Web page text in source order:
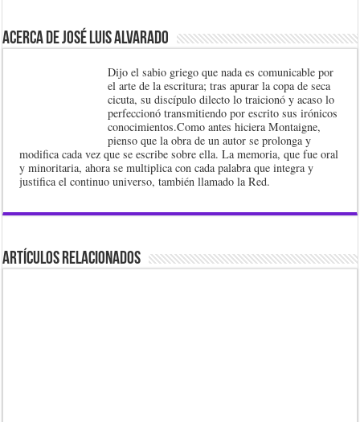
Acerca de José Luis Alvarado
Dijo el sabio griego que nada es comunicable por
el arte de la escritura; tras apurar la copa de seca
cicuta, su discípulo dilecto lo traicionó y acaso lo
perfeccionó transmitiendo por escrito sus irónicos
conocimientos.Como antes hiciera Montaigne,
pienso que la obra de un autor se prolonga y
modifica cada vez que se escribe sobre ella. La memoria, que fue oral
y minoritaria, ahora se multiplica con cada palabra que integra y
justifica el continuo universo, también llamado la Red.
Artículos Relacionados